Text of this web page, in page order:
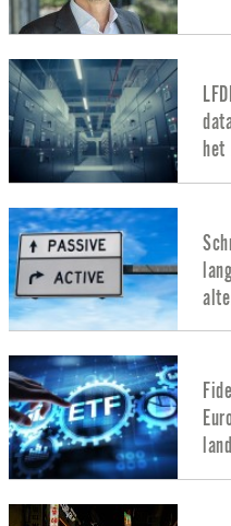
het